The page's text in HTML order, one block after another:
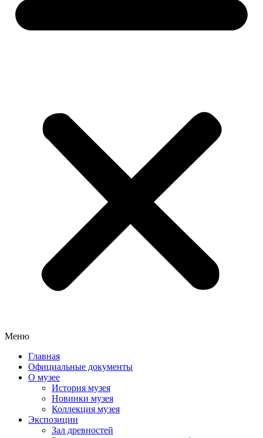
Меню
Главная
Официальные документы
О музее
История музея
Новинки музея
Коллекция музея
Экспозиции
Зал древностей